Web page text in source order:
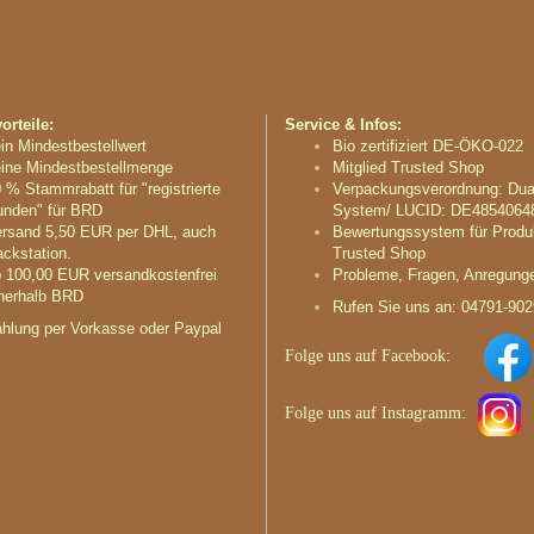
Mindestbestellwert
Mindestbestellmenge
% Stammrabatt für "registrierte
für BRD
5,50 EUR per DHL, auch
100,00 EUR versandkostenfrei
BRD
per Vorkasse oder Paypal
Service & Infos:
Bio zertifiziert DE-ÖKO-022
Mitglied Trusted Shop
Verpackungsverordnung:
System/ LUCID:
Bewertungssystem für
Trusted Shop
Probleme, Fragen,
Rufen Sie uns an: 04791-
Folge uns auf Facebook:
Folge uns auf Instagramm: